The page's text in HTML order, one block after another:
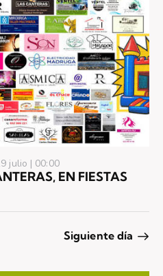
EN FIESTAS
julio | 00:00
Siguiente día